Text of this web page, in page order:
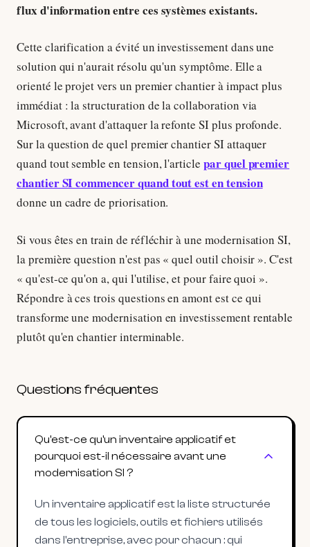
flux d'information entre ces systèmes existants.
Cette clarification a évité un investissement dans une
solution qui n'aurait résolu qu'un symptôme. Elle a
orienté le projet vers un premier chantier à impact plus
immédiat : la structuration de la collaboration via
Microsoft, avant d'attaquer la refonte SI plus profonde.
Sur la question de quel premier chantier SI attaquer
quand tout semble en tension, l'article par quel premier
chantier SI commencer quand tout est en tension
donne un cadre de priorisation.
Si vous êtes en train de réfléchir à une modernisation SI,
la première question n'est pas « quel outil choisir ». C'est
« qu'est-ce qu'on a, qui l'utilise, et pour faire quoi ».
Répondre à ces trois questions en amont est ce qui
transforme une modernisation en investissement rentable
plutôt qu'en chantier interminable.
Questions fréquentes
Qu'est-ce qu'un inventaire applicatif et
pourquoi est-il nécessaire avant une
modernisation SI ?
Un inventaire applicatif est la liste structurée
de tous les logiciels, outils et fichiers utilisés
dans l'entreprise, avec pour chacun : qui